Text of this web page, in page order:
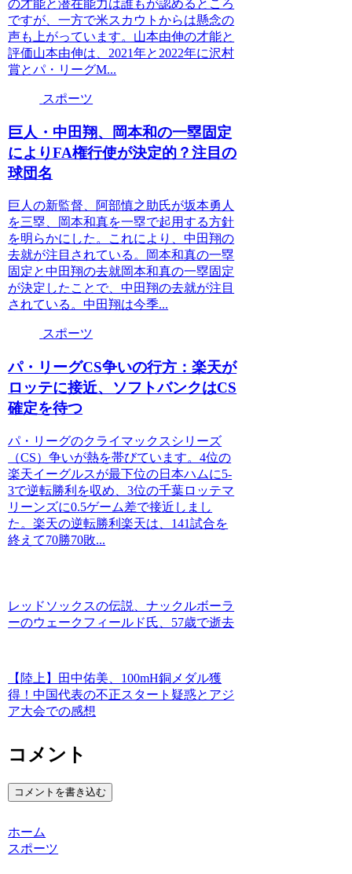
の才能と潜在能力は誰もが認めるところ
ですが、一方で米スカウトからは懸念の
声も上がっています。山本由伸の才能と
評価山本由伸は、2021年と2022年に沢村
賞とパ・リーグM...
スポーツ
巨人・中田翔、岡本和の一塁固定
によりFA権行使が決定的？注目の
球団名
巨人の新監督、阿部慎之助氏が坂本勇人
を三塁、岡本和真を一塁で起用する方針
を明らかにした。これにより、中田翔の
去就が注目されている。岡本和真の一塁
固定と中田翔の去就岡本和真の一塁固定
が決定したことで、中田翔の去就が注目
されている。中田翔は今季...
スポーツ
パ・リーグCS争いの行方：楽天が
ロッテに接近、ソフトバンクはCS
確定を待つ
パ・リーグのクライマックスシリーズ
（CS）争いが熱を帯びています。4位の
楽天イーグルスが最下位の日本ハムに5-
3で逆転勝利を収め、3位の千葉ロッテマ
リーンズに0.5ゲーム差で接近しまし
た。楽天の逆転勝利楽天は、141試合を
終えて70勝70敗...
レッドソックスの伝説、ナックルボーラ
ーのウェークフィールド氏、57歳で逝去
【陸上】田中佑美、100mH銅メダル獲
得！中国代表の不正スタート疑惑とアジ
ア大会での感想
コメント
コメントを書き込む
ホーム
スポーツ